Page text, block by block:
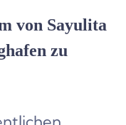
von Sayulita
zu